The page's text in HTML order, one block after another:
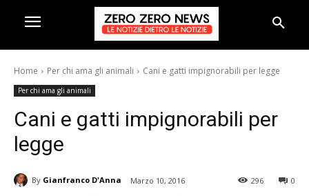
Home Per chi ama gli animali Cani e gatti impignorabili per legge
Per chi ama gli animali
Cani e gatti impignorabili per
legge
By Gianfranco D'Anna Marzo 10, 2016 0
296